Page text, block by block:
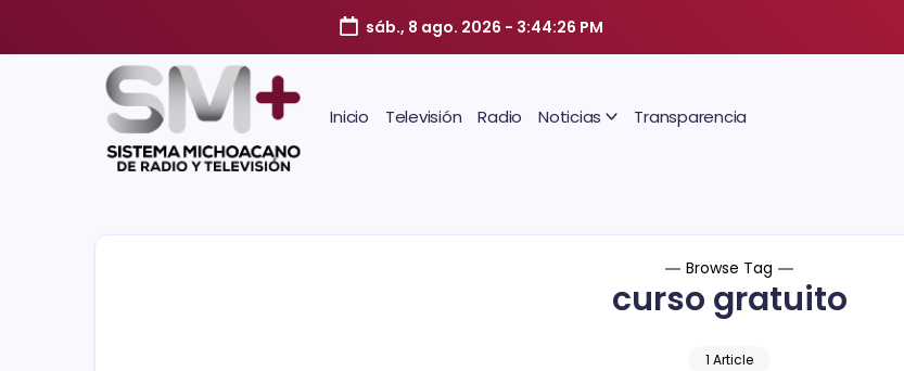
sáb., 8 ago. 2026 - 3:44:27 PM
Inicio Televisión Radio Noticias Transparencia
Browse Tag
curso gratuito
1 Article